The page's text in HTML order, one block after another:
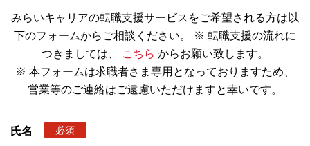
みらいキャリアの転職支援サービスをご希望される方は以
下のフォームからご相談ください。
※ 転職支援の流れに
つきましては、
こちら からお願い致します。
※ 本フォームは求職者さま専用となっておりますため、
営業等のご連絡はご遠慮いただけますと幸いです。
氏名 必須